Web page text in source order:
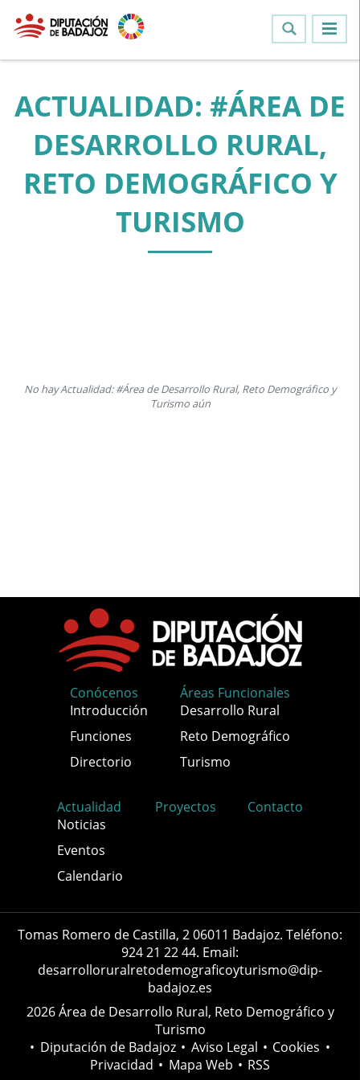
ACTUALIDAD: #ÁREA DE
DESARROLLO RURAL,
RETO DEMOGRÁFICO Y
TURISMO
No hay Actualidad: #Área de Desarrollo Rural, Reto Demográfico y
Turismo aún
Conócenos
Introducción
Funciones
Directorio
Áreas Funcionales
Desarrollo Rural
Reto Demográfico
Turismo
Actualidad
Noticias
Eventos
Calendario
Proyectos Contacto
Tomas Romero de Castilla, 2 06011 Badajoz. Teléfono:
924 21 22 44. Email:
desarrolloruralretodemograficoyturismo@dip-
badajoz.es
2026 Área de Desarrollo Rural, Reto Demográfico y
Turismo
• Diputación de Badajoz • Aviso Legal • Cookies •
Privacidad • Mapa Web • RSS